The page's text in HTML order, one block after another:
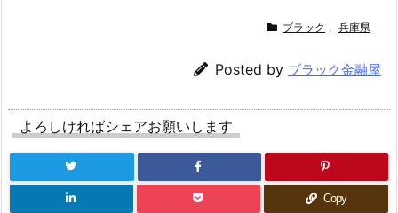
ブラック , 兵庫県
Posted by ブラック金融屋
よろしければシェアお願いします
Copy